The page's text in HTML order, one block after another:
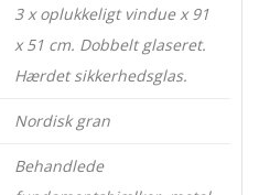
3 x oplukkeligt vindue x 91
x 51 cm. Dobbelt glaseret.
Hærdet sikkerhedsglas.
Nordisk gran
Behandlede